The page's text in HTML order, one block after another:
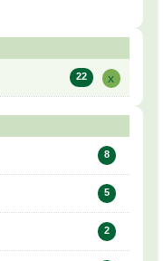
22 x
8
5
2